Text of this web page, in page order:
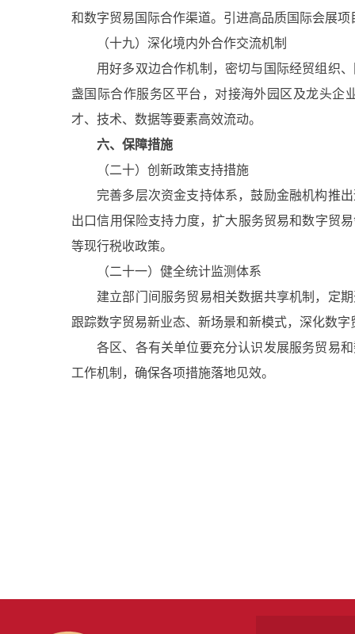
和数字贸易国际合作渠道。引进高品质国际会展
（十九）深化境内外合作交流机制
用好多双边合作机制，密切与国际经贸组织
盏国际合作服务区平台，对接海外园区及龙头企
才、技术、数据等要素高效流动。
六、保障措施
（二十）创新政策支持措施
完善多层次资金支持体系，鼓励金融机构推
出口信用保险支持力度，扩大服务贸易和数字贸
等现行税收政策。
（二十一）健全统计监测体系
建立部门间服务贸易相关数据共享机制，定
跟踪数字贸易新业态、新场景和新模式，深化数
各区、各有关单位要充分认识发展服务贸易
工作机制，确保各项措施落地见效。